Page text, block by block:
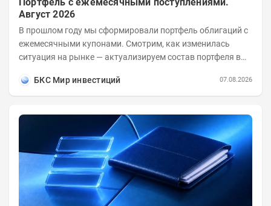
Август 2026
В прошлом году мы сформировали портфель облигаций с
ежемесячными купонами. Смотрим, как изменилась
ситуация на рынке — актуализируем состав портфеля в
БКС Мир инвестиций
07.08.2026